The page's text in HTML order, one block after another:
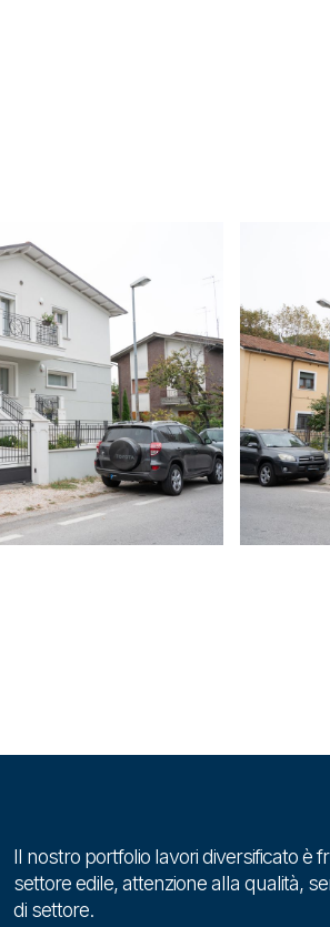
Il nostro portfolio lavori diversificato è
settore edile, attenzione alla qualità,
di settore.